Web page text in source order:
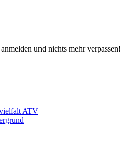
und nichts mehr verpassen!